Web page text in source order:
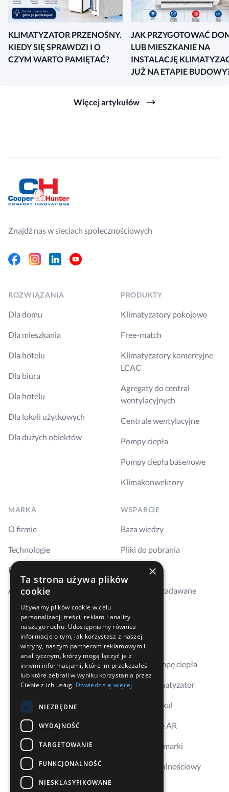
KLIMATYZATOR PRZENOŚNY.
KIEDY SIĘ SPRAWDZI I O
CZYM WARTO PAMIĘTAĆ?
JAK PRZYGOTOWAĆ
LUB MIESZKANIE NA
INSTALACJĘ
JUŻ NA ETAPIE
Więcej artykułów
Znajdź nas w sieciach społecznościowych
FacebookInstagramLinkedinYoutube
ROZWIĄZANIA
Dla domu
Dla mieszkania
Dla hotelu
Dla biura
Dla hotelu
Dla lokali użytkowych
Dla dużych obiektów
PRODUKTY
Klimatyzatory pokojowe
Free-match
Klimatyzatory komercyjne
LCAC
Agregaty do central
wentylacyjnych
Centrale wentylacyjne
Pompy ciepła
Pompy ciepła basenowe
Klimakonwektory
MARKA
O firmie
Technologie
Realizacje
Aktualności
WSPARCIE
Baza wiedzy
Pliki do pobrania
Szkolenia
Najczęściej zadawane
Kontakt
Gdzie kupić
Dobierz pompę ciepła
Dobierz klimatyzator
Aplikacja Erkul
Wizualizacje AR
Ambasador marki
Program lojalnościowy
×
Ta strona używa plików
cookie
Używamy plików cookie w celu
personalizacji treści, reklam i analizy
naszego ruchu. Udostępniamy również
informacje o tym, jak korzystasz z naszej
witryny, naszym partnerom reklamowym i
analitycznym, którzy mogą łączyć je z
innymi informacjami, które im przekazałeś
lub które zebrali w wyniku korzystania przez
Ciebie z ich usług. Dowiedz się więcej
NIEZBĘDNE
WYDAJNOŚĆ
TARGETOWANIE
FUNKCJONALNOŚĆ
NIESKLASYFIKOWANE